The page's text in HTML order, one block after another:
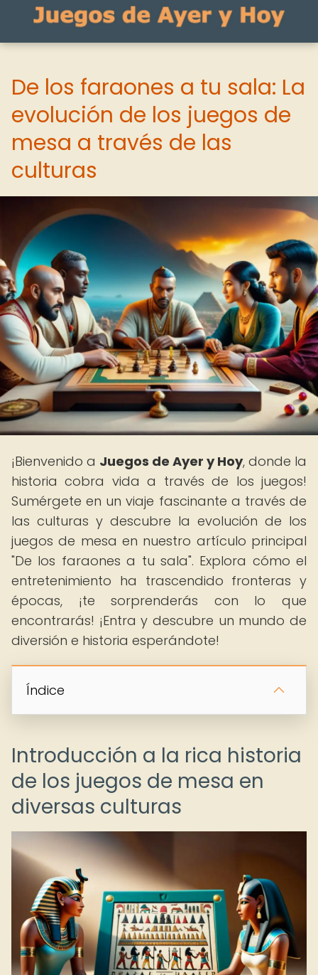
De los faraones a tu sala: La
evolución de los juegos de
mesa a través de las
culturas
¡Bienvenido a Juegos de Ayer y Hoy, donde la
historia cobra vida a través de los juegos!
Sumérgete en un viaje fascinante a través de
las culturas y descubre la evolución de los
juegos de mesa en nuestro artículo principal
"De los faraones a tu sala". Explora cómo el
entretenimiento ha trascendido fronteras y
épocas, ¡te sorprenderás con lo que
encontrarás! ¡Entra y descubre un mundo de
diversión e historia esperándote!
Índice
Introducción a la rica historia
de los juegos de mesa en
diversas culturas